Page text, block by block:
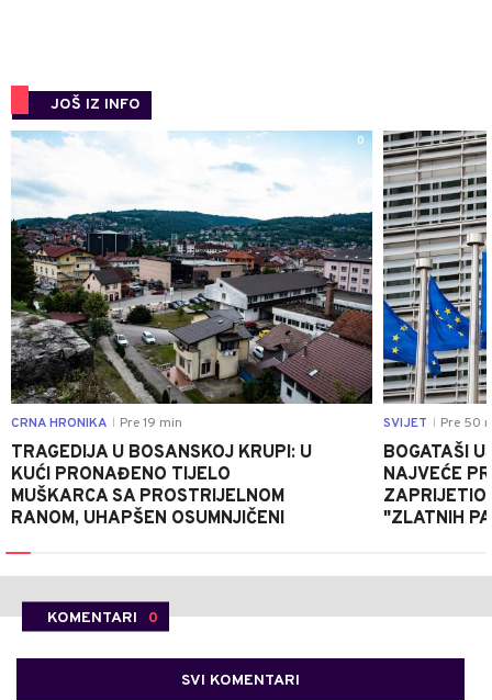
JOŠ IZ INFO
0
CRNA HRONIKA Pre 19 min
TRAGEDIJA U BOSANSKOJ KRUPI: U
KUĆI PRONAĐENO TIJELO
MUŠKARCA SA PROSTRIJELNOM
RANOM, UHAPŠEN OSUMNJIČENI
SVIJET Pre 50
BOGATAŠI
NAJVEĆE
ZAPRIJETIO
"ZLATNIH
KOMENTARI 0
SVI KOMENTARI